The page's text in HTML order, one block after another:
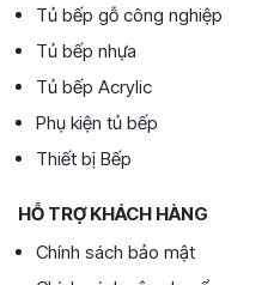
Tủ bếp gỗ công nghiệp
Tủ bếp nhựa
Tủ bếp Acrylic
Phụ kiện tủ bếp
Thiết bị Bếp
HỖ TRỢ KHÁCH HÀNG
Chính sách bảo mật